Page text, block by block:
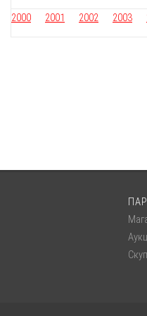
2000 2001 2002 2003